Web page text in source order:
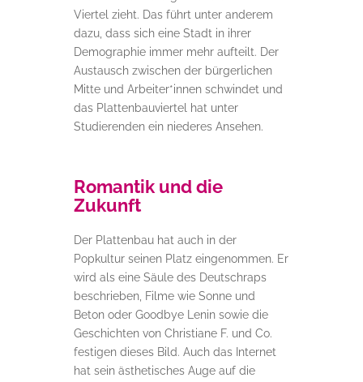
Viertel zieht. Das führt unter anderem
dazu, dass sich eine Stadt in ihrer
Demographie immer mehr aufteilt. Der
Austausch zwischen der bürgerlichen
Mitte und Arbeiter*innen schwindet und
das Plattenbauviertel hat unter
Studierenden ein niederes Ansehen.
Romantik und die
Zukunft
Der Plattenbau hat auch in der
Popkultur seinen Platz eingenommen. Er
wird als eine Säule des Deutschraps
beschrieben, Filme wie Sonne und
Beton oder Goodbye Lenin sowie die
Geschichten von Christiane F. und Co.
festigen dieses Bild. Auch das Internet
hat sein ästhetisches Auge auf die